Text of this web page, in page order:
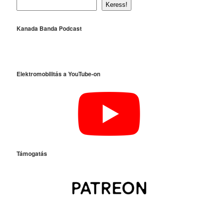
Keress!
Kanada Banda Podcast
Elektromobilitás a YouTube-on
Támogatás